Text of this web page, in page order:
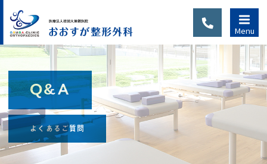
Menu
診察のご
案内
Q&A
よくあるご質問